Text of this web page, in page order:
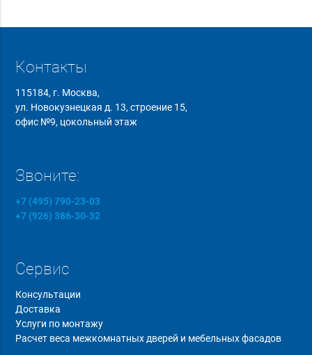
Контакты
115184, г. Москва,
ул. Новокузнецкая д. 13, строение 15,
офис №9, цокольный этаж
Звоните:
+7 (495) 790-23-03
+7 (926) 386-30-32
Сервис
Консультации
Доставка
Услуги по монтажу
Расчет веса межкомнатных дверей и мебельных фасадов